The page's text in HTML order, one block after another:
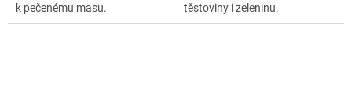
k pečenému masu.
těstoviny i zeleninu.